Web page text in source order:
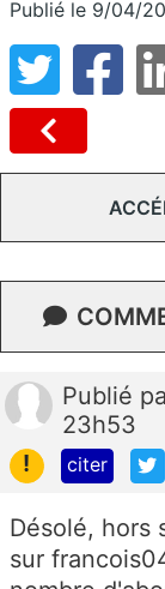
Publié le 9/04/
Publié
23h53
!
citer
Désolé, hors
sur